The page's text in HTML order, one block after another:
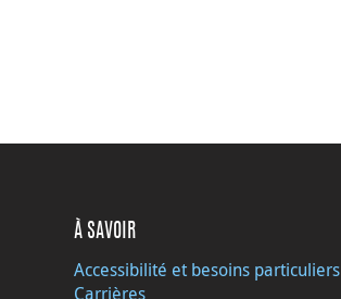
À SAVOIR
Accessibilité et besoins particuliers
Carrières